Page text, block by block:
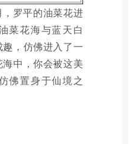
罗平的油菜花进
菜花海与蓝天白
，仿佛进入了一
中，你会被这美
佛置身于仙境之